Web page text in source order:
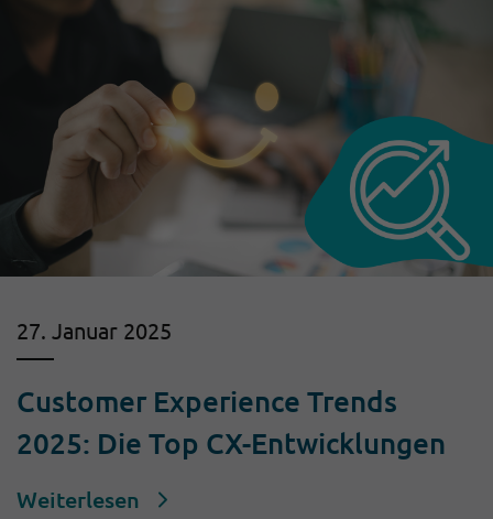
27. Januar 2025
Customer Experience Trends
2025: Die Top CX-Entwicklungen
Weiterlesen